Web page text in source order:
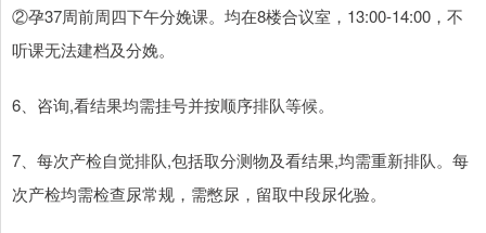
②孕37周前周四下午分娩课。均在8楼合议室，13:00-14:00，不
听课无法建档及分娩。
6、咨询,看结果均需挂号并按顺序排队等候。
7、每次产检自觉排队,包括取分测物及看结果,均需重新排队。每
次产检均需检查尿常规，需憋尿，留取中段尿化验。